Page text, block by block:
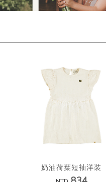
奶油荷葉短袖洋裝